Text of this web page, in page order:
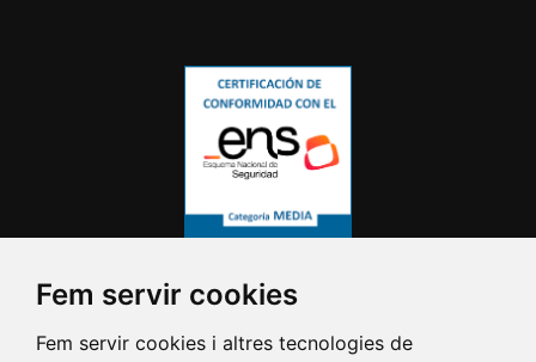
Fem servir cookies
Fem servir cookies i altres tecnologies de